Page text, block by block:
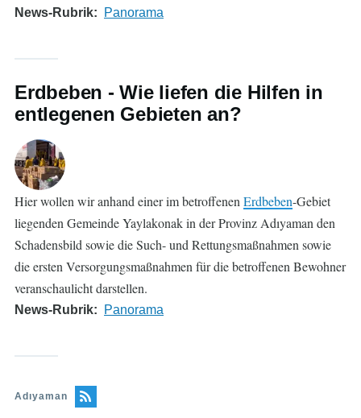
News-Rubrik Panorama
Erdbeben - Wie liefen die Hilfen in
entlegenen Gebieten an?
Hier wollen wir anhand einer im betroffenen Erdbeben-Gebiet
liegenden Gemeinde Yaylakonak in der Provinz Adıyaman den
Schadensbild sowie die Such- und Rettungsmaßnahmen sowie
die ersten Versorgungsmaßnahmen für die betroffenen Bewohner
veranschaulicht darstellen.
News-Rubrik Panorama
Adıyaman